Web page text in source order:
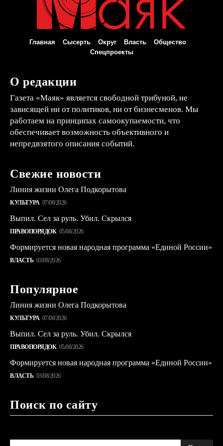
Главная Сысерть Округ Власть
Общество
Спецпроекты
О редакции
Газета «Маяк» является свободной трибуной, не
зависящей ни от политиков, ни от бизнесменов. Мы
работаем на принципах самоокупаемости, что
обеспечивает возможность объективного и
непредвзятого описания событий.
Свежие новости
Линия жизни Олега Подкорытова
КУЛЬТУРА 07/08/2026
Выпил. Сел за руль. Убил. Скрылся
ПРАВОПОРЯДОК 05/08/2026
Формируется новая народная программа «Единой России»
ВЛАСТЬ 03/08/2026
Популярное
Линия жизни Олега Подкорытова
КУЛЬТУРА 07/08/2026
Выпил. Сел за руль. Убил. Скрылся
ПРАВОПОРЯДОК 05/08/2026
Формируется новая народная программа «Единой России»
ВЛАСТЬ 03/08/2026
Поиск по сайту